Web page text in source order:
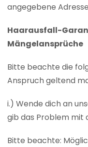
angegebene
Haarausfall-
Mängelansprüche
Bitte beachte die
Anspruch geltend
i.) Wende dich an
gib das Problem mit
Bitte beachte: